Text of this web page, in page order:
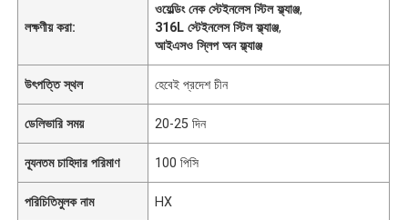
লক্ষণীয় করা:
ওয়েল্ডিং নেক স্টেইনলেস স্টিল ফ্ল্যাঞ্জ,
316L স্টেইনলেস স্টিল ফ্ল্যাঞ্জ,
আইএসও স্লিপ অন ফ্ল্যাঞ্জ
উৎপত্তি স্থল হেবেই প্রদেশ চীন
ডেলিভারি সময় 20-25 দিন
ন্যূনতম চাহিদার পরিমাণ 100 পিসি
পরিচিতিমুলক নাম HX